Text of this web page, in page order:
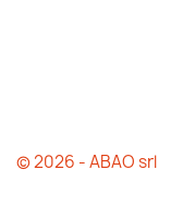
© 2026 - ABAO srl